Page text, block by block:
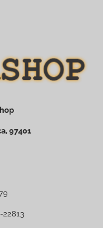
97401
22813